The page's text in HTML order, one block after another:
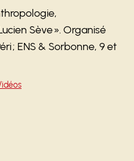
Sève ». Organisé
; ENS & Sorbonne, 9 et